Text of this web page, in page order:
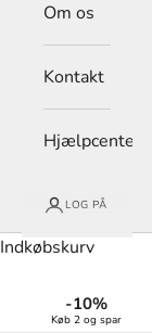
Om os
Kontakt
Hjælpcenter
LOG PÅ
Indkøbskurv
-10%
Køb 2 og spar